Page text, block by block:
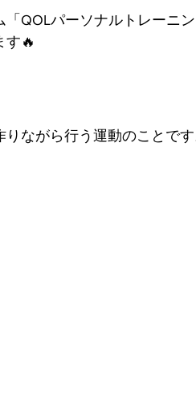
QOLパーソナルトレーニ
す🔥
ながら行う運動のことで